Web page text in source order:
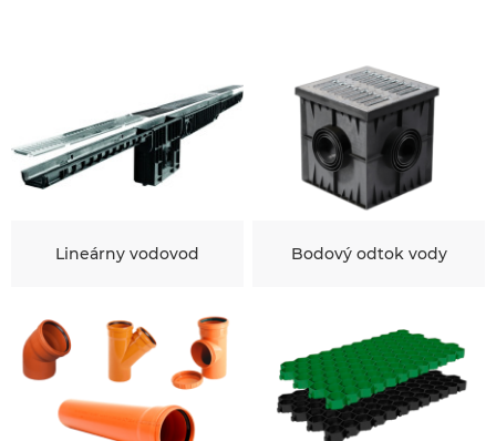
Lineárny vodovod Bodový odtok vody